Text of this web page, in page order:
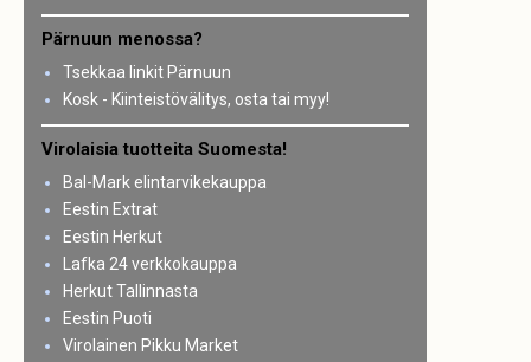
Pärnuun menossa?
Tsekkaa linkit Pärnuun
Kosk - Kiinteistövälitys, osta tai myy!
Virolaisia tuotteita Suomesta!
Bal-Mark elintarvikekauppa
Eestin Extrat
Eestin Herkut
Lafka 24 verkkokauppa
Herkut Tallinnasta
Eestin Puoti
Virolainen Pikku Market